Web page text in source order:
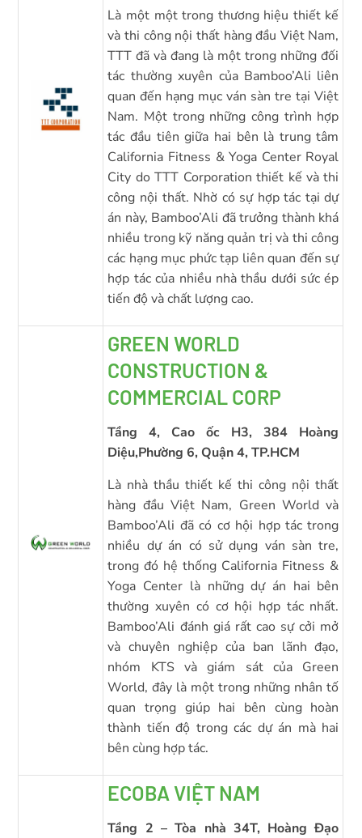
Là một một trong thương hiệu thiết kế
và thi công nội thất hàng đầu Việt Nam,
TTT đã và đang là một trong những đối
tác thường xuyên của Bamboo’Ali liên
quan đến hạng mục ván sàn tre tại Việt
Nam. Một trong những công trình hợp
tác đầu tiên giữa hai bên là trung tâm
California Fitness & Yoga Center Royal
City do TTT Corporation thiết kế và thi
công nội thất. Nhờ có sự hợp tác tại dự
án này, Bamboo’Ali đã trưởng thành khá
nhiều trong kỹ năng quản trị và thi công
các hạng mục phức tạp liên quan đến sự
hợp tác của nhiều nhà thầu dưới sức ép
tiến độ và chất lượng cao.
GREEN WORLD
CONSTRUCTION &
COMMERCIAL CORP
Tầng 4, Cao ốc H3, 384 Hoàng
Diệu,Phường 6, Quận 4, TP.HCM
Là nhà thầu thiết kế thi công nội thất
hàng đầu Việt Nam, Green World và
Bamboo’Ali đã có cơ hội hợp tác trong
nhiều dự án có sử dụng ván sàn tre,
trong đó hệ thống California Fitness &
Yoga Center là những dự án hai bên
thường xuyên có cơ hội hợp tác nhất.
Bamboo’Ali đánh giá rất cao sự cởi mở
và chuyên nghiệp của ban lãnh đạo,
nhóm KTS và giám sát của Green
World, đây là một trong những nhân tố
quan trọng giúp hai bên cùng hoàn
thành tiến độ trong các dự án mà hai
bên cùng hợp tác.
ECOBA VIỆT NAM
Tầng 2 – Tòa nhà 34T, Hoàng Đạo